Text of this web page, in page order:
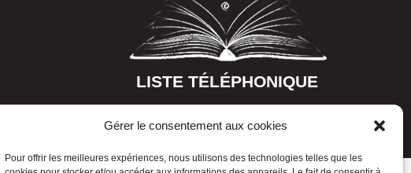
Gérer le consentement aux cookies
Pour offrir les meilleures expériences, nous utilisons des technologies telles que les
LISTE TÉLÉPHONIQUE